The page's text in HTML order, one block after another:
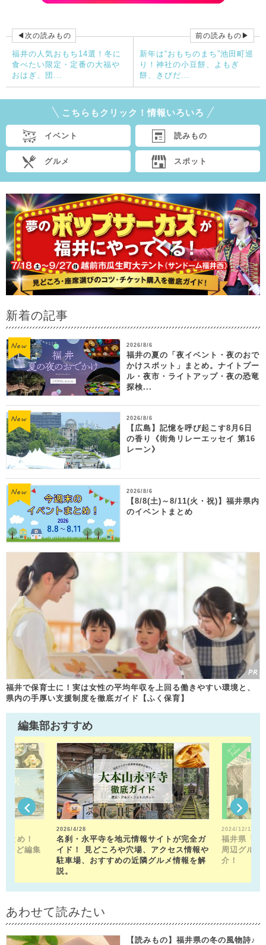
◀次の読みもの
福井の人気おもち14選！冬に
食べたい限定・定番の大福や
おはぎ、団...
前の読みもの▶
新年は“おもちのまち”池田町巡
り！神社の小豆餅、よもぎ
餅、きびだ...
こちらもクリック！情報いろいろ
イベント 読みもの
グルメ スポット
新着の記事
2026/8/6
福井の夏の「夜イベント・夜のおで
かけスポット」まとめ。ナイトプー
ル・夜市・ライトアップ・夜の恐竜
探検...
2026/8/6
【広島】記憶を呼び起こす8月6日
の香り《街角リレーエッセイ 第16
レーン》
2026/8/6
【8/8(土)～8/11(火・祝)】福井県内
のイベントまとめ
福井で保育士に！実は女性の平均年収を上回る働きやすい環境と、
県内の手厚い支援制度を徹底ガイド【ふく保育】
編集部おすすめ
とめ！
など編集
2026/4/28
名刹・永平寺を地元情報サイトが完全ガ
イド！ 見どころや穴場、アクセス情報や
駐車場、おすすめの近隣グルメ情報を解
説。
2024/12/13
福井県「福
周辺グル
介！
あわせて読みたい
【読みもの】福井県の冬の風物詩♪